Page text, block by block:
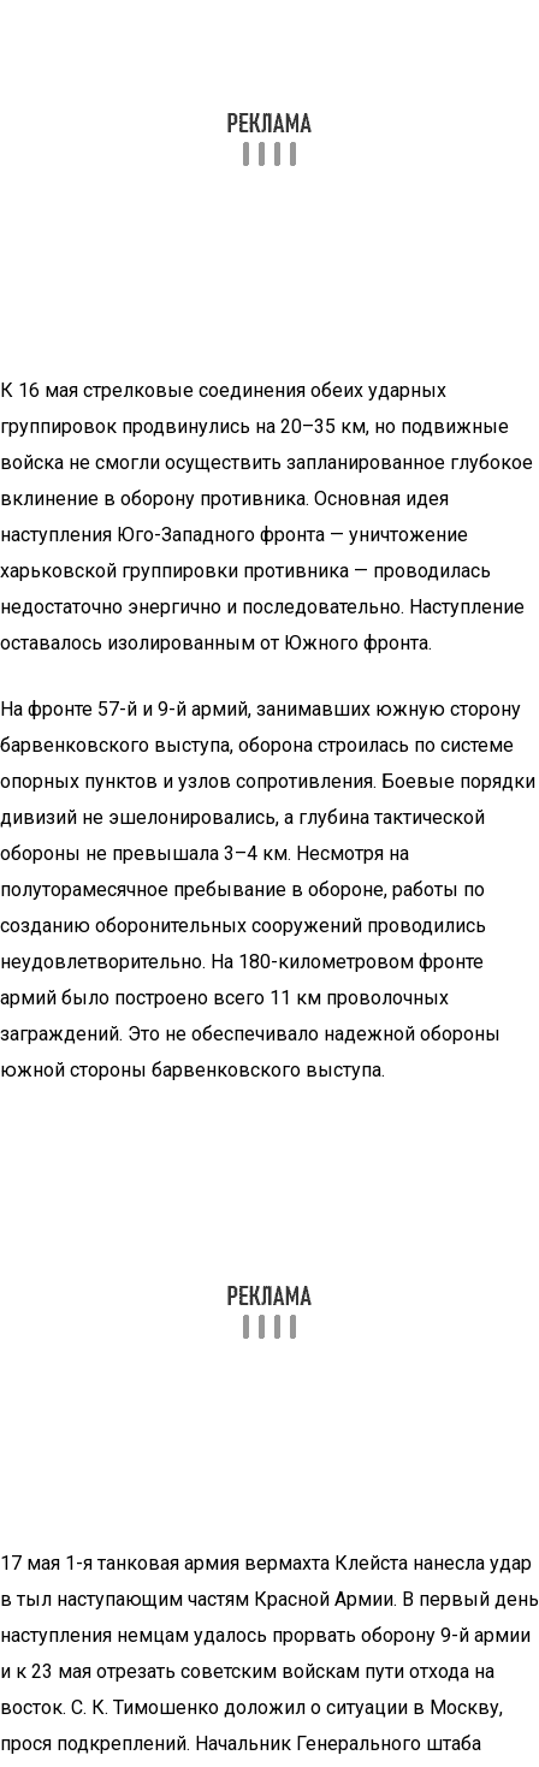
К 16 мая стрелковые соединения обеих ударных
группировок продвинулись на 20–35 км, но подвижные
войска не смогли осуществить запланированное глубокое
вклинение в оборону противника. Основная идея
наступления Юго-Западного фронта — уничтожение
харьковской группировки противника — проводилась
недостаточно энергично и последовательно. Наступление
оставалось изолированным от Южного фронта.
На фронте 57-й и 9-й армий, занимавших южную сторону
барвенковского выступа, оборона строилась по системе
опорных пунктов и узлов сопротивления. Боевые порядки
дивизий не эшелонировались, а глубина тактической
обороны не превышала 3–4 км. Несмотря на
полуторамесячное пребывание в обороне, работы по
созданию оборонительных сооружений проводились
неудовлетворительно. На 180-километровом фронте
армий было построено всего 11 км проволочных
заграждений. Это не обеспечивало надежной обороны
южной стороны барвенковского выступа.
17 мая 1-я танковая армия вермахта Клейста нанесла удар
в тыл наступающим частям Красной Армии. В первый день
наступления немцам удалось прорвать оборону 9-й армии
и к 23 мая отрезать советским войскам пути отхода на
восток. С. К. Тимошенко доложил о ситуации в Москву,
прося подкреплений. Начальник Генерального штаба